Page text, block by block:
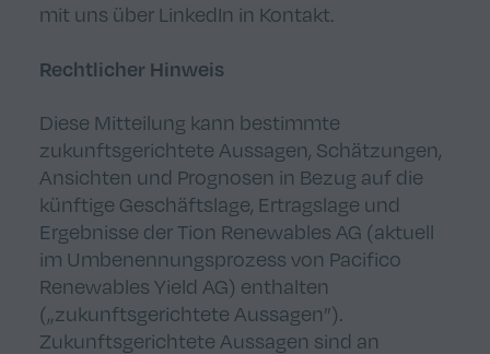
mit uns über LinkedIn in Kontakt.
Rechtlicher Hinweis
Diese Mitteilung kann bestimmte
zukunftsgerichtete Aussagen, Schätzungen,
Ansichten und Prognosen in Bezug auf die
künftige Geschäftslage, Ertragslage und
Ergebnisse der Tion Renewables AG (aktuell
im Umbenennungsprozess von Pacifico
Renewables Yield AG) enthalten
(„zukunftsgerichtete Aussagen”).
Zukunftsgerichtete Aussagen sind an